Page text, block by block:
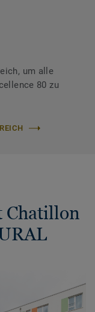
um alle
80 zu
Chatillon